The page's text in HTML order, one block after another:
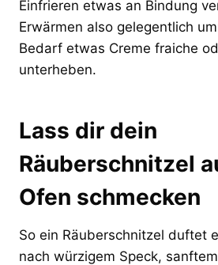
Einfrieren etwas an Bindung
Erwärmen also gelegentlich
Bedarf etwas Creme fraiche
unterheben.
Lass dir dein
Räuberschnitzel
Ofen schmecken
So ein Räuberschnitzel duftet
nach würzigem Speck,